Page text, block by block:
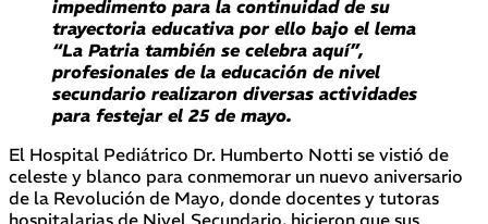
impedimento para la continuidad de su
trayectoria educativa por ello bajo el lema
“La Patria también se celebra aquí”,
profesionales de la educación de nivel
secundario realizaron diversas actividades
para festejar el 25 de mayo.
El Hospital Pediátrico Dr. Humberto Notti se vistió de
celeste y blanco para conmemorar un nuevo aniversario
de la Revolución de Mayo, donde docentes y tutoras
hospitalarias de Nivel Secundario, hicieron que sus